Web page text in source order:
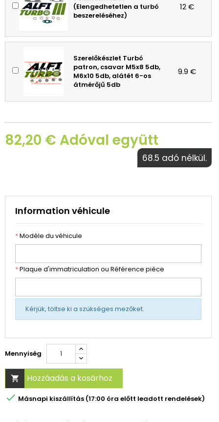
(Elengedhetetlen a turbó
beszereléséhez)
12 €
Szerelőkészlet Turbó
patron, csavar M5x8 5db,
M6x10 5db, alátét 6-os
átmérőjű 5db
9.9 €
82,20 € Adóval együtt
68.5 adó nélkül.
Information véhicule
*Modèle du véhicule
*Plaque d'immatriculation ou Référence pièce
Kérjük, töltse ki a szükséges mezőket.
Mennyiség
 Hozzáadás a kosárhoz
 Másnapi kiszállítás (17:00 óra előtt leadott rendelések)